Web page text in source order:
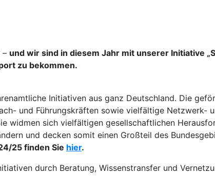
– und wir sind in diesem Jahr mit unserer Initiative
zu bekommen.
Initiativen aus ganz Deutschland. Die
und Führungskräften sowie vielfältige Netzwerk-
widmen sich vielfältigen gesellschaftlichen
und decken somit einen Großteil des
25 finden Sie hier.
durch Beratung, Wissenstransfer und